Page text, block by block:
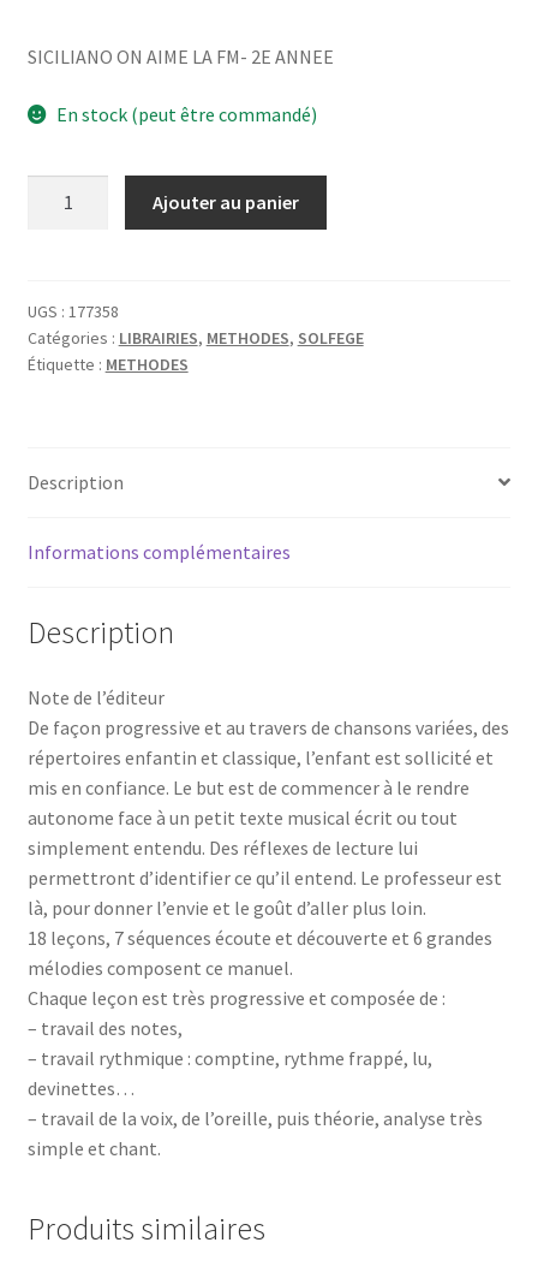
SICILIANO ON AIME LA FM- 2E ANNEE
En stock (peut être commandé)
AIME
LA
FM-
Ajouter au panier
UGS : 177358
Catégories : LIBRAIRIES, METHODES, SOLFEGE
Étiquette : METHODES
Description
Informations complémentaires
Description
Note de l’éditeur
De façon progressive et au travers de chansons variées, des
répertoires enfantin et classique, l’enfant est sollicité et
mis en confiance. Le but est de commencer à le rendre
autonome face à un petit texte musical écrit ou tout
simplement entendu. Des réflexes de lecture lui
permettront d’identifier ce qu’il entend. Le professeur est
là, pour donner l’envie et le goût d’aller plus loin.
18 leçons, 7 séquences écoute et découverte et 6 grandes
mélodies composent ce manuel.
Chaque leçon est très progressive et composée de :
– travail des notes,
– travail rythmique : comptine, rythme frappé, lu,
devinettes…
– travail de la voix, de l’oreille, puis théorie, analyse très
simple et chant.
Produits similaires